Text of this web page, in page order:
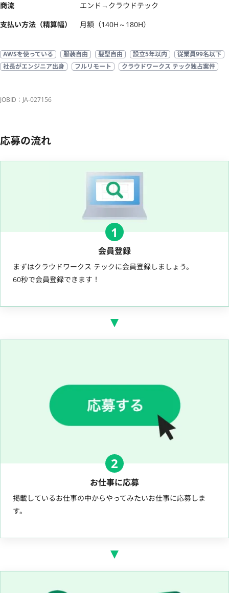
商流
エンド→クラウドテック
支払い方法（精算幅）
月額（140H～180H）
AWSを使っている 服装自由 髪型自由 設立5年以内
従業員99名以下
社長がエンジニア出身
フルリモート クラウドワークス テック独占案件
JOBID：JA-027156
応募の流れ
1
会員登録
まずはクラウドワークス テックに会員登録しましょう。
60秒で会員登録できます！
2
お仕事に応募
掲載しているお仕事の中からやってみたいお仕事に応募しま
す。